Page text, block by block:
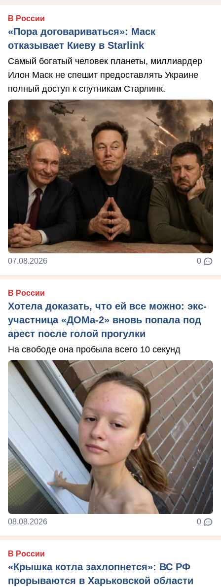
В России
«Пора договариваться»: Маск
отказывает Киеву в Starlink
Самый богатый человек планеты, миллиардер
Илон Маск не спешит предоставлять Украине
полный доступ к спутникам Старлинк.
07.08.2026 0
В России
Хотела доказать, что ей все можно: экс-
участница «ДОМа-2» вновь попала под
арест после голой прогулки
На свободе она пробыла всего 10 секунд
08.08.2026 0
В России
«Крышка котла захлопнется»: ВС РФ
прорываются в Харьковской области